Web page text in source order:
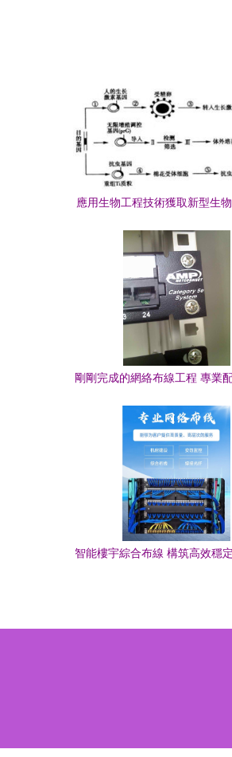
應用生物工程技術獲取新型生
剛剛完成的網絡布線工程 專業
智能樓宇綜合布線 構筑高效穩